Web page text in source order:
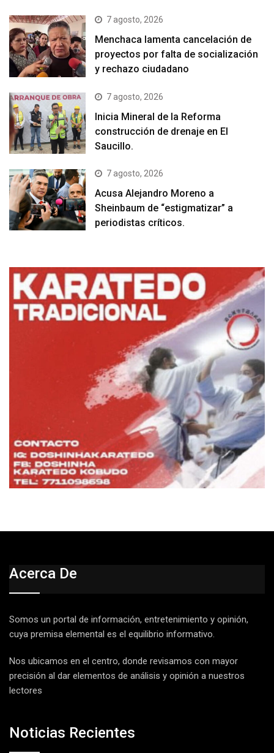
7 agosto, 2026
Menchaca lamenta cancelación de
proyectos por falta de socialización
y rechazo ciudadano
7 agosto, 2026
Inicia Mineral de la Reforma
construcción de drenaje en El
Saucillo.
7 agosto, 2026
Acusa Alejandro Moreno a
Sheinbaum de “estigmatizar” a
periodistas críticos.
Acerca De
Somos un portal de información, entretenimiento y opinión,
cuya premisa elemental es el equilibrio informativo.
Nos ubicamos en el centro, donde revisamos con mayor
precisión al dar elementos de análisis y opinión a nuestros
lectores
Noticias Recientes